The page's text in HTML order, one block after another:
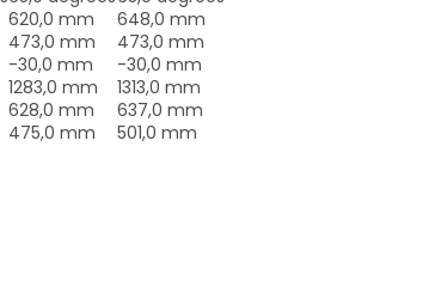
620,0 mm
648,0 mm
473,0 mm
473,0 mm
-30,0 mm
-30,0 mm
1283,0 mm
1313,0 mm
628,0 mm
637,0 mm
475,0 mm 501,0 mm